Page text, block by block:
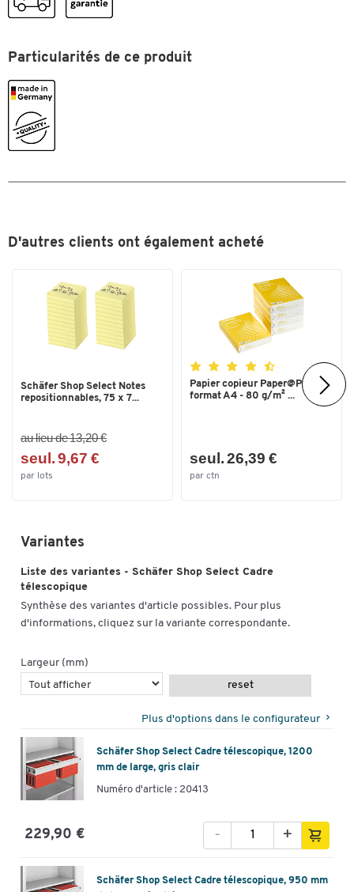
Particularités de ce produit
D'autres clients ont également acheté
Schäfer Shop Select Notes
repositionnables, 75 x 7...
au lieu de 13,20 €
seul. 9,67 €
par lots
Papier copieur Paper@Print -
format A4 - 80 g/m² ...
seul. 26,39 €
par ctn
Variantes
Liste des variantes - Schäfer Shop Select Cadre
télescopique
Synthèse des variantes d'article possibles. Pour plus
d'informations, cliquez sur la variante correspondante.
Largeur (mm)
reset
Plus d'options dans le configurateur
Schäfer Shop Select Cadre télescopique, 1200
mm de large, gris clair
Numéro d'article : 20413
229,90 € +
-
Schäfer Shop Select Cadre télescopique, 950 mm